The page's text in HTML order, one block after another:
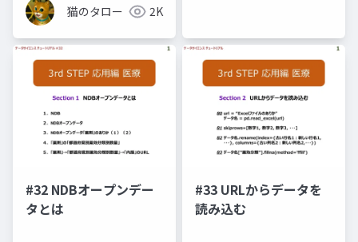
猫のタロー 2K
#32 NDBオープンデー
タとは
#33 URLからデータを
読み込む